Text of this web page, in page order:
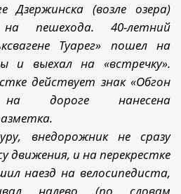
Дзержинска (возле озера)
пешехода. 40-летний
Туарег» пошел на
и выехал на «встречку».
действует знак «Обгон
дороге нанесена
внедорожник не сразу
движения, и на перекрестке
наезд на велосипедиста,
налево (по словам